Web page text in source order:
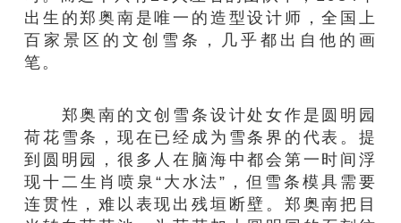
出生的郑奥南是唯一的造型设计师，全国上
百家景区的文创雪条，几乎都出自他的画
笔。
郑奥南的文创雪条设计处女作是圆明园
荷花雪条，现在已经成为雪条界的代表。提
到圆明园，很多人在脑海中都会第一时间浮
现十二生肖喷泉“大水法”，但雪条模具需要
连贯性，难以表现出残垣断壁。郑奥南把目